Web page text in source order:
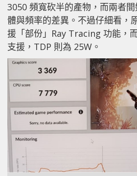
3050 頻寬砍半的產物，而兩者
體與頻率的差異。不過仔細看，
援「部份」Ray Tracing 功能，
支援，TDP 則為 25W。